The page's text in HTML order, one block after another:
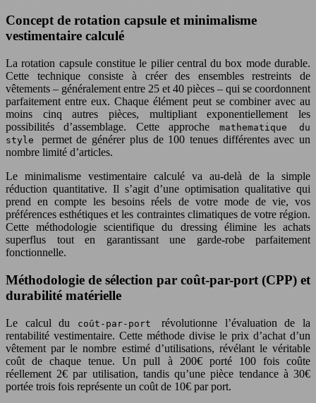
Concept de rotation capsule et minimalisme
vestimentaire calculé
La rotation capsule constitue le pilier central du box mode durable.
Cette technique consiste à créer des ensembles restreints de
vêtements – généralement entre 25 et 40 pièces – qui se coordonnent
parfaitement entre eux. Chaque élément peut se combiner avec au
moins cinq autres pièces, multipliant exponentiellement les
possibilités d’assemblage. Cette approche mathematique du
style permet de générer plus de 100 tenues différentes avec un
nombre limité d’articles.
Le minimalisme vestimentaire calculé va au-delà de la simple
réduction quantitative. Il s’agit d’une optimisation qualitative qui
prend en compte les besoins réels de votre mode de vie, vos
préférences esthétiques et les contraintes climatiques de votre région.
Cette méthodologie scientifique du dressing élimine les achats
superflus tout en garantissant une garde-robe parfaitement
fonctionnelle.
Méthodologie de sélection par coût-par-port (CPP) et
durabilité matérielle
Le calcul du coût-par-port révolutionne l’évaluation de la
rentabilité vestimentaire. Cette méthode divise le prix d’achat d’un
vêtement par le nombre estimé d’utilisations, révélant le véritable
coût de chaque tenue. Un pull à 200€ porté 100 fois coûte
réellement 2€ par utilisation, tandis qu’une pièce tendance à 30€
portée trois fois représente un coût de 10€ par port.